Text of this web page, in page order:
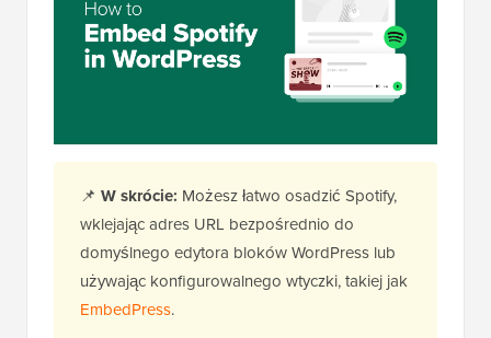
📌 W skrócie: Możesz łatwo osadzić Spotify,
wklejając adres URL bezpośrednio do
domyślnego edytora bloków WordPress lub
używając konfigurowalnego wtyczki, takiej jak
EmbedPress.